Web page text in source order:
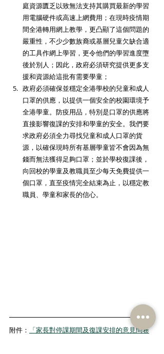
庭資源匱乏以致無法支持其購買最新的學習
用電腦硬件或高速上網費用；在現時疫情期
間全港轉用網上教學，更凸顯了這個問題的
嚴重性，不少少數族裔或基層兒童欠缺合適
的工具作網上學習，更令他們的學習進度墮
後於別人；因此，政府必須研究提供更多支
援和資源給這批有需要學童；
政府必須確保並穩定全港學校的兒童和成人
口罩的供應，以提供一個安全的校園環境予
全港學童。防疫用品，特別是口罩的供應將
直接影響復課的安排和學童的安全。我們要
求政府必須全力尋找兒童和成人口罩的貨
源，以確保現時所有基層學童皆不會因為無
錢而無法獲得足夠口罩；並於學校復課後，
向回校的學童及教職員至少每天免費提供一
個口罩，直至疫情完全結束為止，以穩定教
職員、學童和家長的信心。
附件：
「家長對停課期間及復課安排的意見問卷